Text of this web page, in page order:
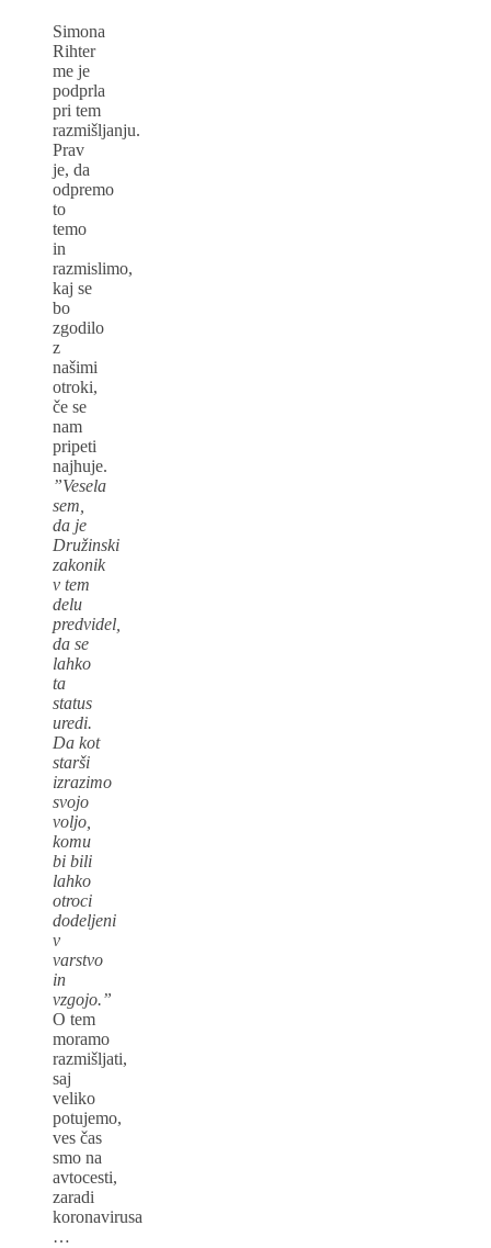
Simona
Rihter
me je
podprla
pri tem
razmišljanju.
Prav
je, da
odpremo
to
temo
in
razmislimo,
kaj se
bo
zgodilo
z
našimi
otroki,
če se
nam
pripeti
najhuje.
”Vesela
sem,
da je
Družinski
zakonik
v tem
delu
predvidel,
da se
lahko
ta
status
uredi.
Da kot
starši
izrazimo
svojo
voljo,
komu
bi bili
lahko
otroci
dodeljeni
v
varstvo
in
vzgojo.”
O tem
moramo
razmišljati,
saj
veliko
potujemo,
ves čas
smo na
avtocesti,
zaradi
koronavirusa
…